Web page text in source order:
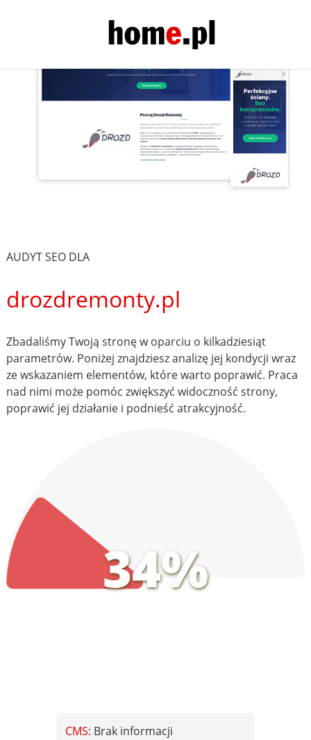
AUDYT SEO DLA
drozdremonty.pl
Zbadaliśmy Twoją stronę w oparciu o kilkadziesiąt
parametrów. Poniżej znajdziesz analizę jej kondycji wraz
ze wskazaniem elementów, które warto poprawić. Praca
nad nimi może pomóc zwiększyć widoczność strony,
poprawić jej działanie i podnieść atrakcyjność.
34%
CMS: Brak informacji